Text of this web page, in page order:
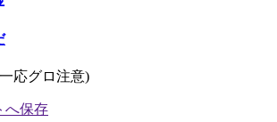
応グロ注意)